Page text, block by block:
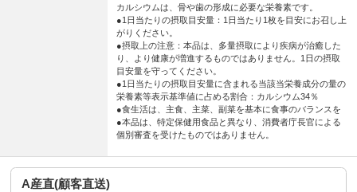
カルシウムは、骨や歯の形成に必要な栄養素です。
●1日当たりの摂取目安量：1日当たり1枚を目安にお召し上
がりください。
●摂取上の注意：本品は、多量摂取により疾病が治癒した
り、より健康が増進するものではありません。1日の摂取
目安量を守ってください。
●1日当たりの摂取目安量に含まれる当該当栄養成分の量の
栄養素等表示基準値に占める割合：カルシウム34％
●食生活は、主食、主菜、副菜を基本に食事のバランスを
●本品は、特定保健用食品と異なり、消費者庁長官による
個別審査を受けたものではありません。
A産直(顧客直送)